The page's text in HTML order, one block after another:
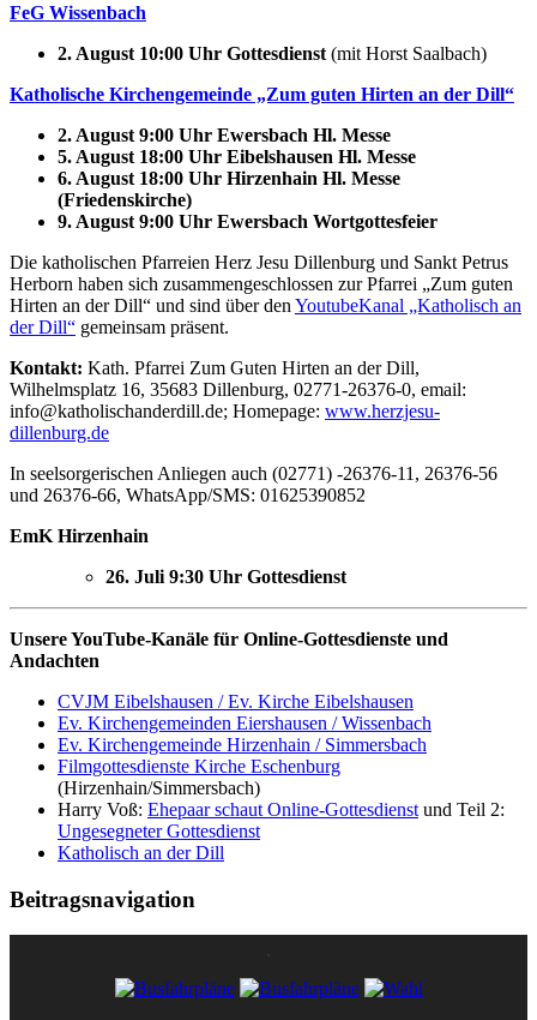
FeG Wissenbach
2. August 10:00 Uhr Gottesdienst (mit Horst Saalbach)
Katholische Kirchengemeinde „Zum guten Hirten an der Dill“
2. August 9:00 Uhr Ewersbach Hl. Messe
5. August 18:00 Uhr Eibelshausen Hl. Messe
6. August 18:00 Uhr Hirzenhain Hl. Messe
(Friedenskirche)
9. August 9:00 Uhr Ewersbach Wortgottesfeier
Die katholischen Pfarreien Herz Jesu Dillenburg und Sankt Petrus
Herborn haben sich zusammengeschlossen zur Pfarrei „Zum guten
Hirten an der Dill“ und sind über den YoutubeKanal „Katholisch an
der Dill“ gemeinsam präsent.
Kontakt: Kath. Pfarrei Zum Guten Hirten an der Dill,
Wilhelmsplatz 16, 35683 Dillenburg, 02771-26376-0, email:
info@katholischanderdill.de; Homepage: www.herzjesu-
dillenburg.de
In seelsorgerischen Anliegen auch (02771) -26376-11, 26376-56
und 26376-66, WhatsApp/SMS: 01625390852
EmK Hirzenhain
26. Juli 9:30 Uhr Gottesdienst
Unsere YouTube-Kanäle für Online-Gottesdienste und
Andachten
CVJM Eibelshausen / Ev. Kirche Eibelshausen
Ev. Kirchengemeinden Eiershausen / Wissenbach
Ev. Kirchengemeinde Hirzenhain / Simmersbach
Filmgottesdienste Kirche Eschenburg
(Hirzenhain/Simmersbach)
Harry Voß: Ehepaar schaut Online-Gottesdienst und Teil 2:
Ungesegneter Gottesdienst
Katholisch an der Dill
Beitragsnavigation